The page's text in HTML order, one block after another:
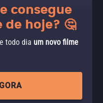
consegue
hoje? 🤔
todo dia um novo filme